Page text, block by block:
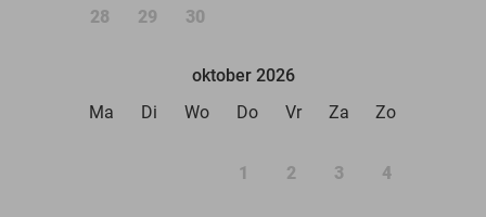
28 29 30
oktober 2026
Ma
Di Wo Do Vr Za Zo
1 2 3 4